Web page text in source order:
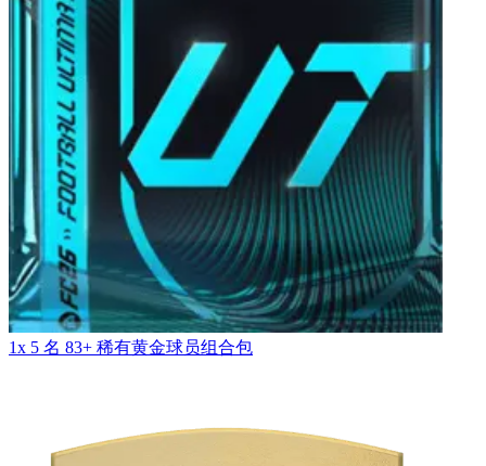
1x 5 名 83+ 稀有黄金球员组合包